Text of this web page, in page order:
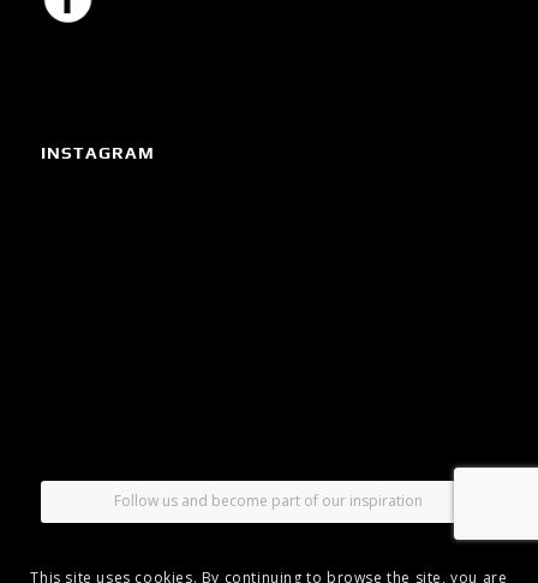
INSTAGRAM
Follow us and become part of our inspiration
This site uses cookies. By continuing to browse the site, you are